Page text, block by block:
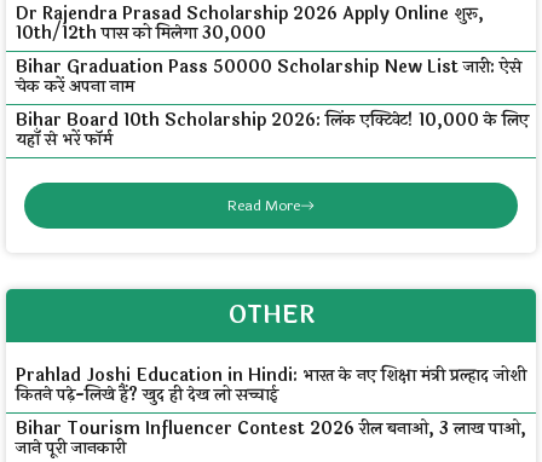
Dr Rajendra Prasad Scholarship 2026 Apply Online शुरू,
10th/12th पास को मिलेगा ₹30,000
Bihar Graduation Pass 50000 Scholarship New List जारी: ऐसे
चेक करें अपना नाम
Bihar Board 10th Scholarship 2026: लिंक एक्टिवेट! ₹10,000 के लिए
यहाँ से भरें फॉर्म
Read More
OTHER
Prahlad Joshi Education in Hindi: भारत के नए शिक्षा मंत्री प्रल्हाद जोशी
कितने पढ़े-लिखे हैं? खुद ही देख लो सच्चाई
Bihar Tourism Influencer Contest 2026 रील बनाओ, ₹3 लाख पाओ,
जाने पूरी जानकारी